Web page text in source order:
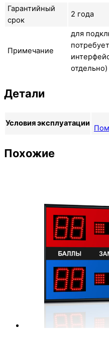
Гарантийный
срок
2 года
Примечание
для
отдельно)
Детали
Условия эксплуатации
Похожие